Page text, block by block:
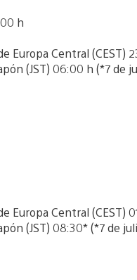
h
Europa Central (CEST)
(JST) 06:00 h (*7 de
Europa Central (CEST)
(JST) 08:30* (*7 de